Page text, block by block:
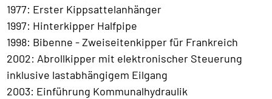
1977: Erster Kippsattelanhänger
1997: Hinterkipper Halfpipe
1998: Bibenne - Zweiseitenkipper für Frankreich
2002: Abrollkipper mit elektronischer Steuerung
inklusive lastabhängigem Eilgang
2003: Einführung Kommunalhydraulik